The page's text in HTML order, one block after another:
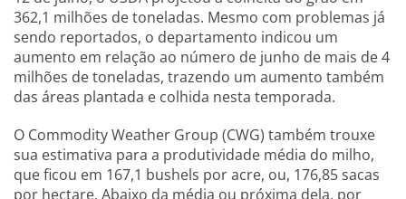
362,1 milhões de toneladas. Mesmo com problemas já
sendo reportados, o departamento indicou um
aumento em relação ao número de junho de mais de 4
milhões de toneladas, trazendo um aumento também
das áreas plantada e colhida nesta temporada.
O Commodity Weather Group (CWG) também trouxe
sua estimativa para a produtividade média do milho,
que ficou em 167,1 bushels por acre, ou, 176,85 sacas
por hectare. Abaixo da média ou próxima dela, por